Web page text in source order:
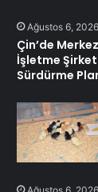
Ağustos 6, 2026
Çin’de
İşletme
Sürdürme